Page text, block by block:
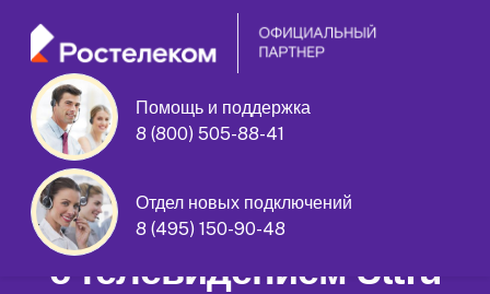
Помощь и поддержка
8 (800) 505-88-41
Отдел новых подключений
8 (495) 150-90-48
Гарибальди улица дом 23 корпус 3
Домашний интернет
с телевидением Ultra